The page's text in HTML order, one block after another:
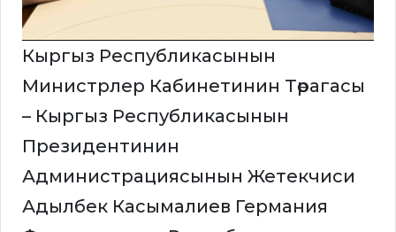
Кыргыз Республикасынын
Министрлер Кабинетинин Төрагасы
– Кыргыз Республикасынын
Президентинин
Администрациясынын Жетекчиси
Адылбек Касымалиев Германия